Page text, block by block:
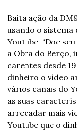
Baita ação da
usando o sistema
Youtube. “Doe
a Obra do Berço,
carentes desde
dinheiro o vídeo
vários canais do
as suas
arrecadar mais
Youtube que o